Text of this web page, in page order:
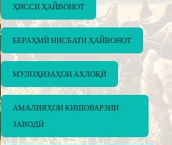
ҲИССИ ҲАЙВОНОТ
БЕРАҲМӢ НИСБАТИ ҲАЙВОНОТ
МУЛОҲИЗАҲОИ АХЛОҚӢ
АМАЛИЯҲОИ КИШОВАРЗИИ
ЗАВОДӢ